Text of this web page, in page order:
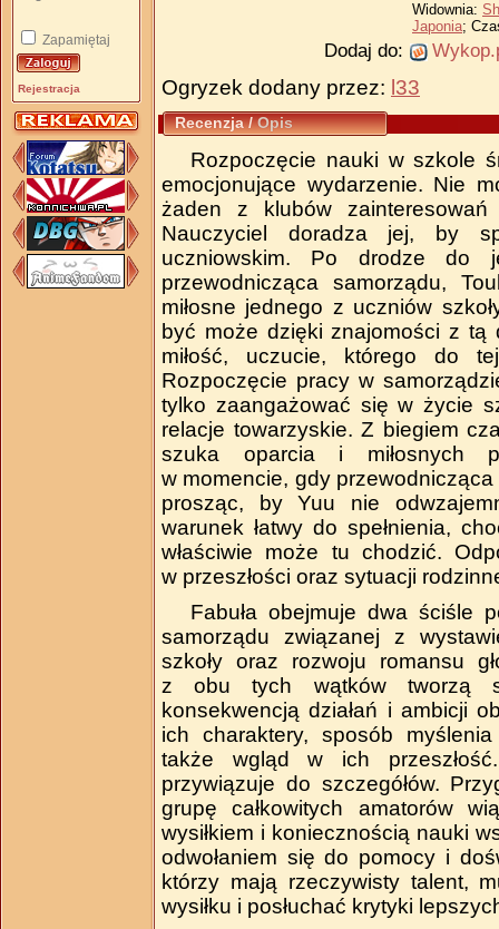
Zapamiętaj
Rejestracja
Widownia:
Japonia;
Dodaj do:
Ogryzek dodany przez: l33
Recenzja/Opis
Rozpoczęcie nauki w szkole
emocjonujące wydarzenie. Nie
żaden z klubów
Nauczyciel doradza jej, by
uczniowskim. Po drodze do
przewodnicząca samorządu,
miłosne jednego z uczniów
być może dzięki znajomości z tą
miłość, uczucie, którego do
Rozpoczęcie pracy w
tylko zaangażować się w życie
relacje towarzyskie. Z biegiem
szuka oparcia i miłosnych
w momencie, gdy
prosząc, by Yuu nie
warunek łatwy do spełnienia,
właściwie może tu chodzić.
w przeszłości oraz sytuacji
Fabuła obejmuje dwa ściśle
samorządu związanej z
szkoły oraz rozwoju romansu
z obu tych wątków tworzą
konsekwencją działań i ambicji
ich charaktery, sposób
także wgląd w ich
przywiązuje do szczegółów.
grupę całkowitych amatorów
wysiłkiem i koniecznością nauki
odwołaniem się do pomocy i
którzy mają rzeczywisty talent,
wysiłku i posłuchać krytyki